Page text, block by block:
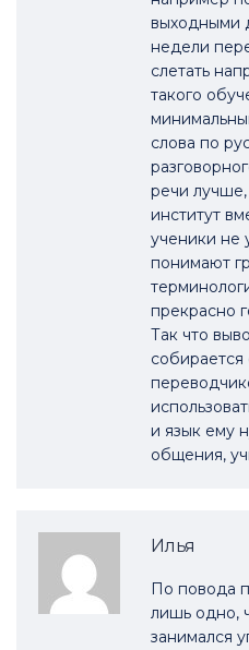
выходными
недели
слетать
такого
слова по
речи
институт
ученики не
понимают
прекрасно
Так что
собирается
и язык ему
общения,
Илья
По повода
лишь одно,
занимался